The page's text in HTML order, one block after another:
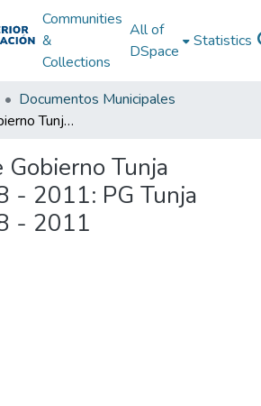
Communities
&
Collections
All of
DSpace
Statistics
Documentos Municipales
Programa de Gobierno Tunja Boyacá 2008 - 2011: PG Tunja Boyacá 2008 - 2011
Gobierno Tunja
- 2011: PG Tunja
- 2011